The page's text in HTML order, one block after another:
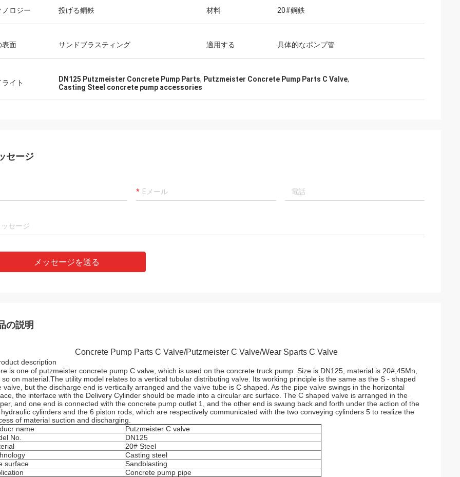
ノロジー 投げる鋼鉄 材料 20#鋼鉄
表面 サンドブラスティング 適用する 具体的なポンプ管
イト DN125 Putzmeister Concrete Pump Parts, Putzmeister Concrete Pump Parts C Valve,
Casting Steel concrete pump accessories
セージ
メッセージを送る
の説明
Concrete Pump Parts C Valve/Putzmeister C Valve/Wear Sparts C Valve
description
is one of putzmeister concrete pump C valve, which is used on the concrete truck pump. Size is DN125, material is 20#,45Mn,
so on material.The utility model relates to a vertical tubular distributing valve. Its working principle is the same as the S - shaped
valve, but the discharge end is vertically arranged and the valve tube is C shaped. As the pipe valve swings in the horizontal
the interface with the Delivery Cylinder should be made into a circular arc surface. The C shaped valve is arranged in the
and one end is connected with the concrete pump outlet 1, and the other end is swung back and forth under the action of the
cylinders and the 6 piston rods, which are respectively communicated with the two conveying cylinders 5 to realize the
of material suction and discharging.
name
Putzmeister C valve
No.
DN125
20# Steel
Casting steel
surface
Sandblasting
Concrete pump pipe